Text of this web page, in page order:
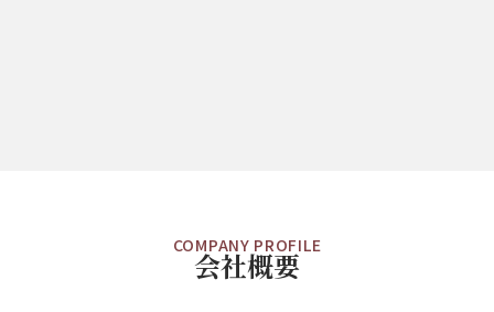
COMPANY PROFILE
会社概要